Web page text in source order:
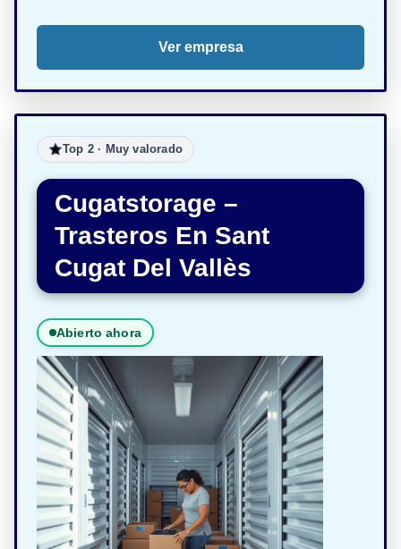
Ver empresa
Top 2 · Muy valorado
Cugatstorage –
Trasteros En Sant
Cugat Del Vallès
Abierto ahora